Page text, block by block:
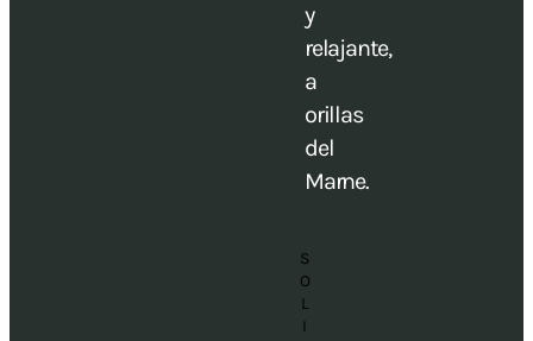
y
relajante,
a
orillas
del
Marne.
S
O
L
I